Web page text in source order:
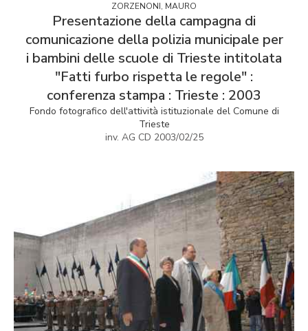
ZORZENONI, MAURO
Presentazione della campagna di
comunicazione della polizia municipale per
i bambini delle scuole di Trieste intitolata
"Fatti furbo rispetta le regole" :
conferenza stampa : Trieste : 2003
Fondo fotografico dell'attività istituzionale del Comune di
Trieste
inv. AG CD 2003/02/25